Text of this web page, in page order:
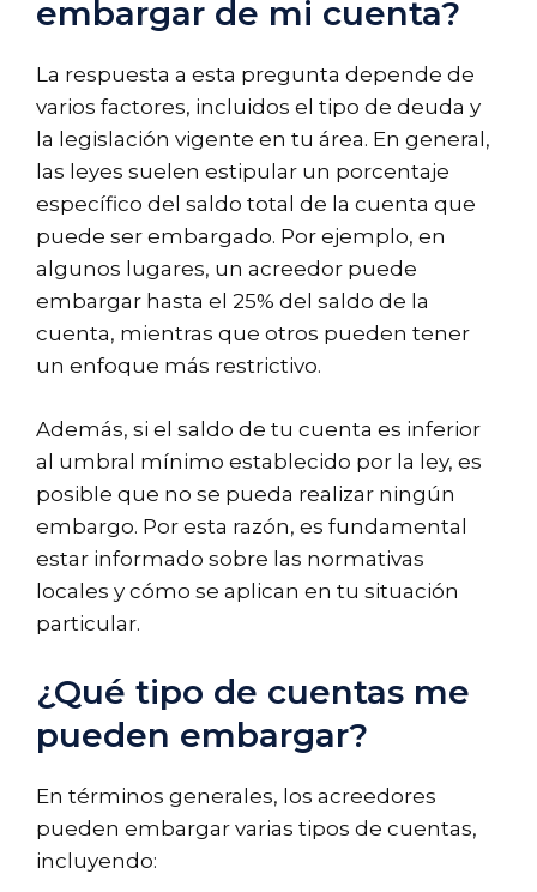
embargar de mi cuenta?
La respuesta a esta pregunta depende de
varios factores, incluidos el tipo de deuda y
la legislación vigente en tu área. En general,
las leyes suelen estipular un porcentaje
específico del saldo total de la cuenta que
puede ser embargado. Por ejemplo, en
algunos lugares, un acreedor puede
embargar hasta el 25% del saldo de la
cuenta, mientras que otros pueden tener
un enfoque más restrictivo.
Además, si el saldo de tu cuenta es inferior
al umbral mínimo establecido por la ley, es
posible que no se pueda realizar ningún
embargo. Por esta razón, es fundamental
estar informado sobre las normativas
locales y cómo se aplican en tu situación
particular.
¿Qué tipo de cuentas me
pueden embargar?
En términos generales, los acreedores
pueden embargar varias tipos de cuentas,
incluyendo: